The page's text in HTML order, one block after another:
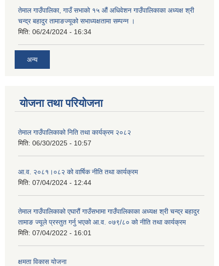
तेमाल गाउँपालिका, गाउँ सभाको १५ औं अधिवेशन गाउँपालिकाका अध्यक्ष श्री
चन्द्र बहादुर तामाङज्यूको सभाध्यक्षतामा सम्पन्न ।
मिति: 06/24/2024 - 16:34
अन्य
योजना तथा परियोजना
तेमाल गाउँपालिकाको निति तथा कार्यक्रम २०८२
मिति: 06/30/2025 - 10:57
आ.व. २०८१।०८२ को वार्षिक नीति तथा कार्यक्रम
मिति: 07/04/2024 - 12:44
तेमाल गाउँपालिकाको एघारौं गाउँसभामा गाउँपालिकाका अध्यक्ष श्री चन्द्र बहादुर
तामाङ ज्यूले प्रस्तुत गर्नु भएको आ.व. ०७९/८० को नीति तथा कार्यक्रम
मिति: 07/04/2022 - 16:01
क्षमता विकास योजना